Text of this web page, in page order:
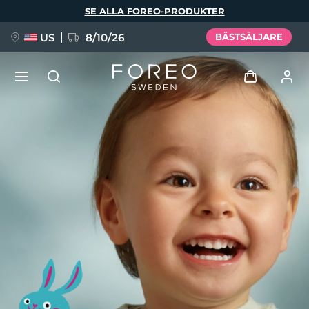
SE ALLA FOREO-PRODUKTER
US 8/10/26 BÄSTSÄLJARE
Logga in
Användarprofil
Mina enheter
Mina beställningar
Mina adresser
Mina prenumerationer
FAQ™ Pure Beauty-Tech Elixir
BREAKING NEWS
issa™ Teeth Whitening Set
Deutsch
Español
Italiano
Português
Svenska
Русский
Türkçe
简体中文 繁體中文